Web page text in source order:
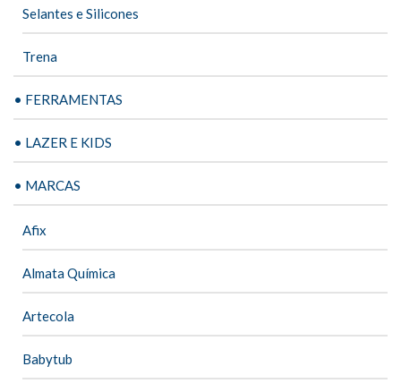
Selantes e Silicones
Trena
• FERRAMENTAS
• LAZER E KIDS
• MARCAS
Afix
Almata Química
Artecola
Babytub